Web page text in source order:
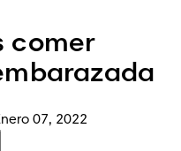
comer
07, 2022